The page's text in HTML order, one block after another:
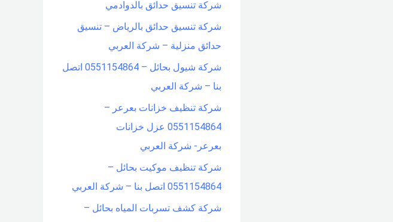
شركة تنسيق حدائق بالدوادمي
شركة تنسيق حدائق بالرياض – تنسيق
حدائق منزلية – شركة العربي
شركة شيول بحائل – 0551154864 اتصل
بنا – شركة العربي
شركة تنظيف خزانات بعرعر –
0551154864 عزل خزانات
بعرعر- شركة العربي
شركة تنظيف موكيت بحائل –
0551154864 اتصل بنا – شركة العربي
شركة كشف تسربات المياه بحائل –